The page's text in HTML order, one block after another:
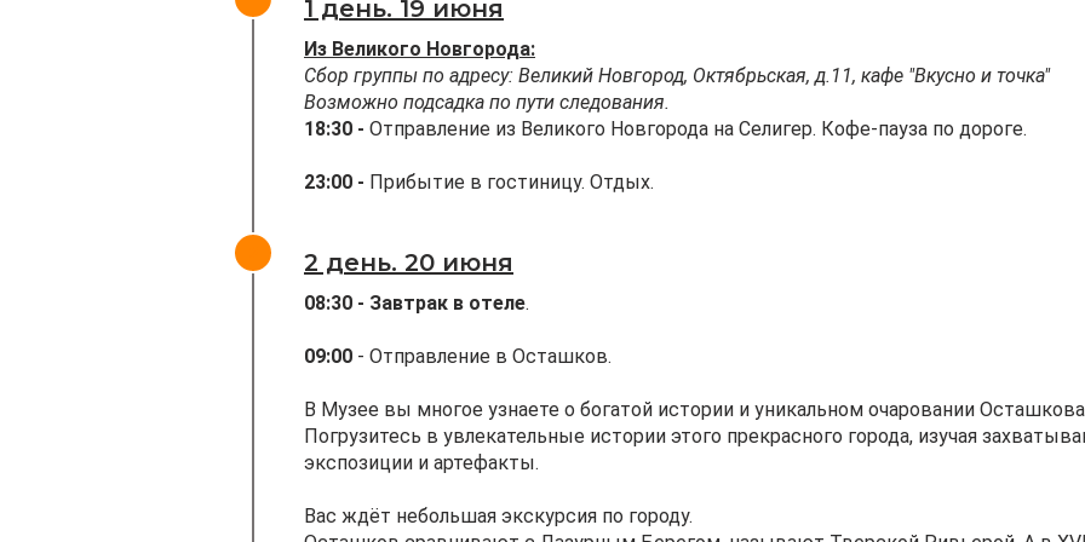
1 день. 19 июня
Из Великого Новгорода:
Сбор группы по адресу: Великий Новгород, Октябрьская, д.11, кафе "Вкусно и точка"
Возможно подсадка по пути следования.
18:30 - Отправление из Великого Новгорода на Селигер. Кофе-пауза по дороге.
23:00 - Прибытие в гостиницу. Отдых.
2 день. 20 июня
08:30 - Завтрак в отеле.
09:00 - Отправление в Осташков.
В Музее вы многое узнаете о богатой истории и уникальном очаровании
Погрузитесь в увлекательные истории этого прекрасного города, изучая
экспозиции и артефакты.
Вас ждёт небольшая экскурсия по городу.